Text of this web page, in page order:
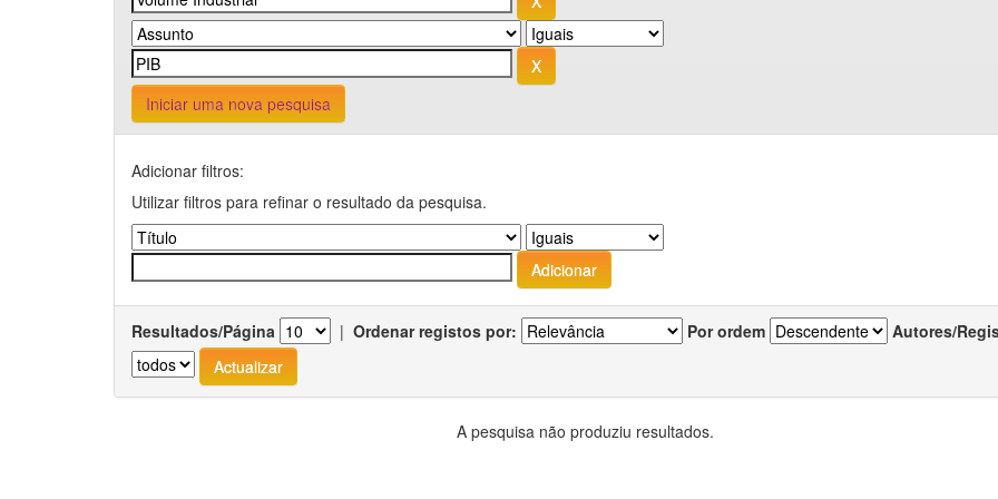
Iniciar uma nova pesquisa
Adicionar filtros:
Utilizar filtros para refinar o resultado da pesquisa.
Resultados/Página | Ordenar registos por: Por ordem Autores/
A pesquisa não produziu resultados.